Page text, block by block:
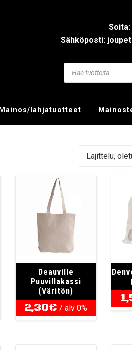
Soita:
Sähköposti:
Mainos/lahjatuotteet
Deauville
Puuvillakassi
(Väritön)
2,30€ / alv 0%